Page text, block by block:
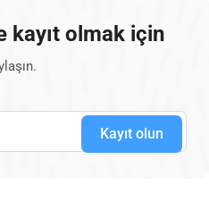
kayıt olmak için
Kayıt olun